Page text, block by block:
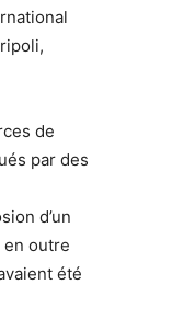
de
par des
d’un
en outre
été